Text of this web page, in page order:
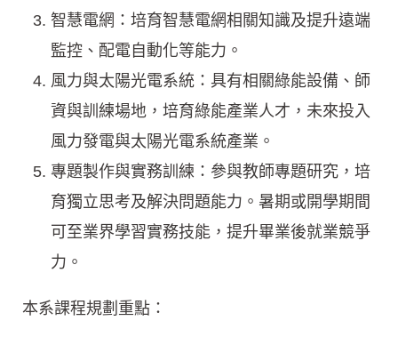
智慧電網：培育智慧電網相關知識及提升遠端
監控、配電自動化等能力。
風力與太陽光電系統：具有相關綠能設備、師
資與訓練場地，培育綠能產業人才，未來投入
風力發電與太陽光電系統產業。
專題製作與實務訓練：參與教師專題研究，培
育獨立思考及解決問題能力。暑期或開學期間
可至業界學習實務技能，提升畢業後就業競爭
力。
本系課程規劃重點：